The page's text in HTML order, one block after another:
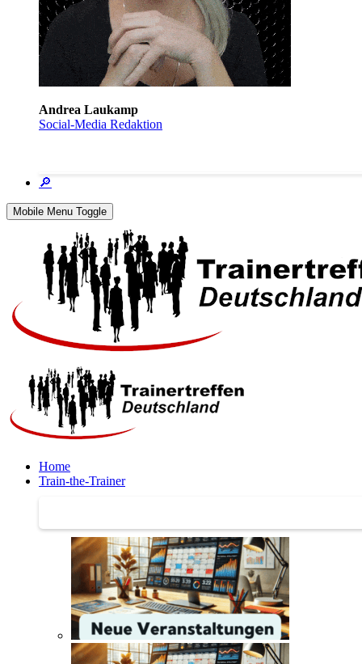
Andrea Laukamp
Social-Media Redaktion
🔎
Mobile Menu Toggle
Home
Train-the-Trainer